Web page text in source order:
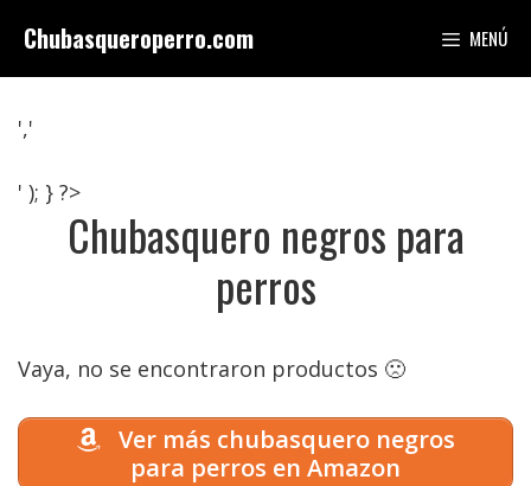
contenido
Chubasqueroperro.com MENÚ
','
' ); } ?>
Chubasquero negros para
perros
Vaya, no se encontraron productos 🙁
Ver más chubasquero negros
para perros en Amazon